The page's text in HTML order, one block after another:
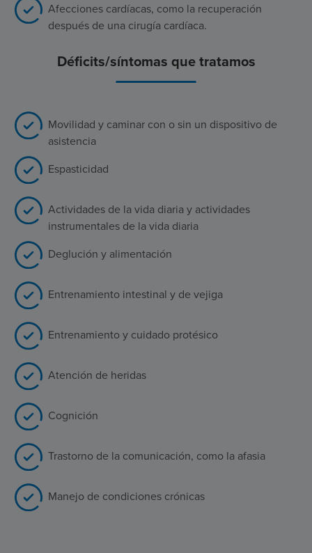
Afecciones cardíacas, como la recuperación
después de una cirugía cardíaca.
Déficits/síntomas que tratamos
Movilidad y caminar con o sin un dispositivo de
asistencia
Espasticidad
Actividades de la vida diaria y actividades
instrumentales de la vida diaria
Deglución y alimentación
Entrenamiento intestinal y de vejiga
Entrenamiento y cuidado protésico
Atención de heridas
Cognición
Trastorno de la comunicación, como la afasia
Manejo de condiciones crónicas